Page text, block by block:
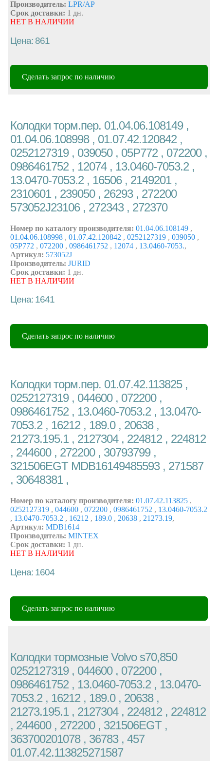
Производитель: LPR/AP
Срок доставки: 1 дн.
НЕТ В НАЛИЧИИ
Цена: 861
Сделать запрос по наличию
Колодки торм.пер. 01.04.06.108149 ,
01.04.06.108998 , 01.07.42.120842 ,
0252127319 , 039050 , 05P772 , 072200 ,
0986461752 , 12074 , 13.0460-7053.2 ,
13.0470-7053.2 , 16506 , 2149201 ,
2310601 , 239050 , 26293 , 272200
573052J23106 , 272343 , 272370
Номер по каталогу производителя: 01.04.06.108149 ,
01.04.06.108998 , 01.07.42.120842 , 0252127319 , 039050 ,
05P772 , 072200 , 0986461752 , 12074 , 13.0460-7053.,
Артикул: 573052J
Производитель: JURID
Срок доставки: 1 дн.
НЕТ В НАЛИЧИИ
Цена: 1641
Сделать запрос по наличию
Колодки торм.пер. 01.07.42.113825 ,
0252127319 , 044600 , 072200 ,
0986461752 , 13.0460-7053.2 , 13.0470-
7053.2 , 16212 , 189.0 , 20638 ,
21273.195.1 , 2127304 , 224812 , 224812
, 244600 , 272200 , 30793799 ,
321506EGT MDB16149485593 , 271587
, 30648381 ,
Номер по каталогу производителя: 01.07.42.113825 ,
0252127319 , 044600 , 072200 , 0986461752 , 13.0460-7053.2
, 13.0470-7053.2 , 16212 , 189.0 , 20638 , 21273.19,
Артикул: MDB1614
Производитель: MINTEX
Срок доставки: 1 дн.
НЕТ В НАЛИЧИИ
Цена: 1604
Сделать запрос по наличию
Колодки тормозные Volvo s70,850
0252127319 , 044600 , 072200 ,
0986461752 , 13.0460-7053.2 , 13.0470-
7053.2 , 16212 , 189.0 , 20638 ,
21273.195.1 , 2127304 , 224812 , 224812
, 244600 , 272200 , 321506EGT ,
363700201078 , 36783 , 457
01.07.42.113825271587